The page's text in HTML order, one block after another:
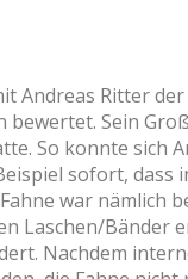
Andreas Ritter
bewertet. Sein
So konnte sich
sofort, dass
war nämlich
Laschen/Bänder
Nachdem